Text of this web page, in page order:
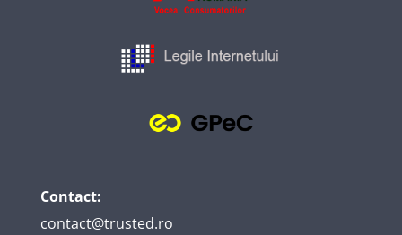
Contact:
contact@trusted.ro